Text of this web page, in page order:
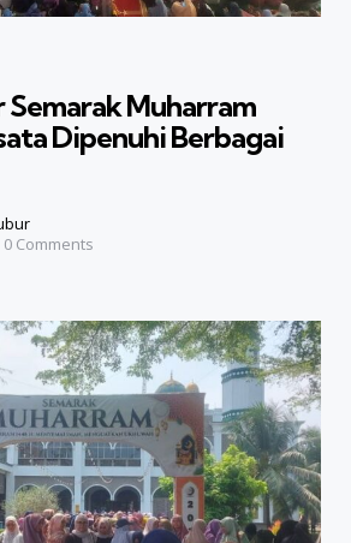
Semarak Muharram
Dipenuhi Berbagai
0 Comments